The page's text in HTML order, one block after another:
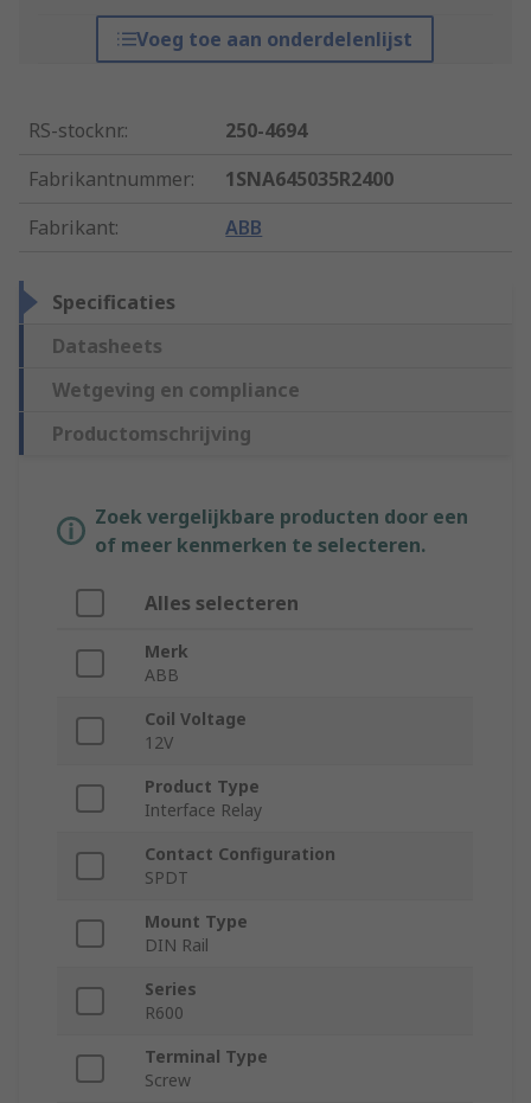
Voeg toe aan onderdelenlijst
RS-stocknr.:
250-4694
Fabrikantnummer:
1SNA645035R2400
Fabrikant: ABB
Specificaties
Datasheets
Wetgeving en compliance
Productomschrijving
Zoek vergelijkbare producten door een
of meer kenmerken te selecteren.
Alles selecteren
Merk
ABB
Coil Voltage
12V
Product Type
Interface Relay
Contact Configuration
SPDT
Mount Type
DIN Rail
Series
R600
Terminal Type
Screw